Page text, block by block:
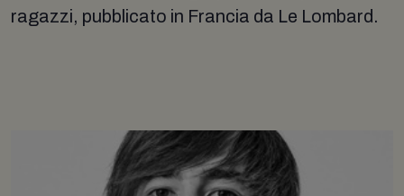
ragazzi, pubblicato in Francia da Le Lombard.